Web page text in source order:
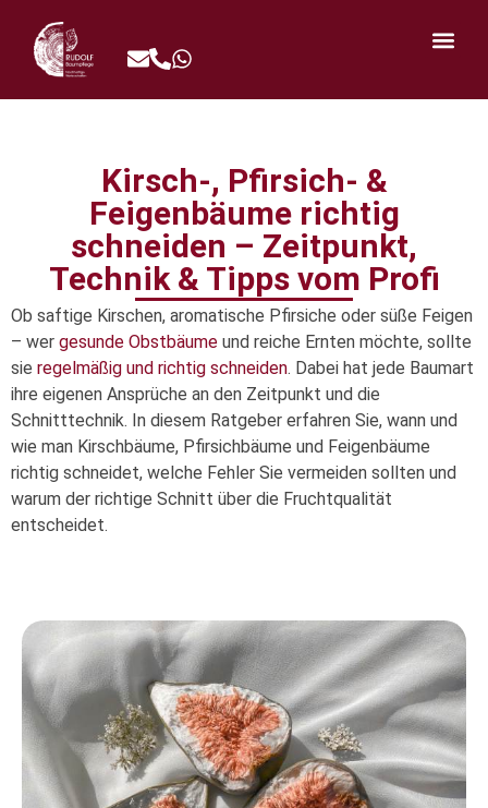
Kirsch-, Pfirsich- &
Feigenbäume richtig
schneiden – Zeitpunkt,
Technik & Tipps vom Profi
Ob saftige Kirschen, aromatische Pfirsiche oder süße Feigen
– wer gesunde Obstbäume und reiche Ernten möchte, sollte
sie regelmäßig und richtig schneiden. Dabei hat jede Baumart
ihre eigenen Ansprüche an den Zeitpunkt und die
Schnitttechnik. In diesem Ratgeber erfahren Sie, wann und
wie man Kirschbäume, Pfirsichbäume und Feigenbäume
richtig schneidet, welche Fehler Sie vermeiden sollten und
warum der richtige Schnitt über die Fruchtqualität
entscheidet.